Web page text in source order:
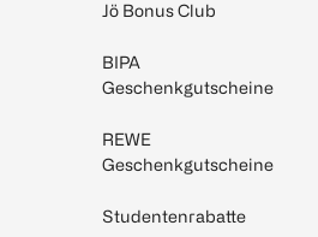
Jö Bonus Club
BIPA
Geschenkgutscheine
REWE
Geschenkgutscheine
Studentenrabatte